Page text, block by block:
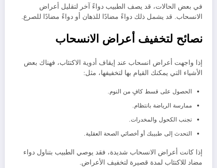
في بعض الحالات، قد يصف الطبيب دواءً آخر لتقليل أعراض
الانسحاب. قد يشمل ذلك دواءً مضادًا للذهان أو دواءً مضادًا للصرع.
نصائح لتخفيف أعراض الانسحاب
إذا واجهت أعراض انسحاب عند إيقاف أدوية الاكتئاب، فهناك بعض
الأشياء التي يمكنك القيام بها لتخفيفها، مثل:
الحصول على قسط كافٍ من النوم.
ممارسة الرياضة بانتظام.
تجنب الكحول والمخدرات.
التحدث إلى طبيبك أو أخصائي الصحة العقلية.
إذا كانت أعراض الانسحاب شديدة، فقد يوصي الطبيب بتناول دواء
مضاد للاكتئاب لمدة قصيرة لتخفيف الأعراض.